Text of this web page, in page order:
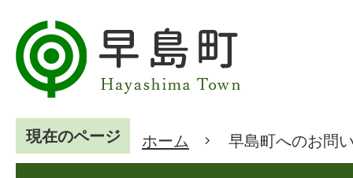
現在のページ ホーム 早島町へのお問